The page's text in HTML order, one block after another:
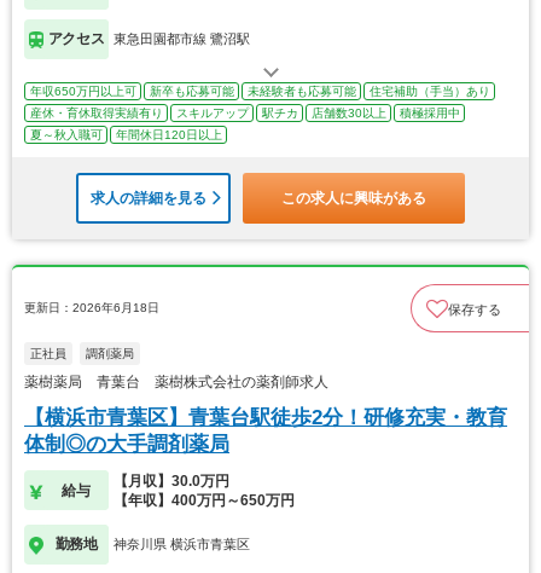
アクセス 東急田園都市線 鷺沼駅
年収650万円以上可 新卒も応募可能 未経験者も応募可能
住宅補助（手当）あり
産休・育休取得実績有り
スキルアップ 駅チカ 店舗数30以上
積極採用中
夏～秋入職可
年間休日120日以上
求人の詳細を見る この求人に興味がある
更新日：2026年6月18日 保存する
正社員 調剤薬局
薬樹薬局 青葉台 薬樹株式会社の薬剤師求人
【横浜市青葉区】青葉台駅徒歩2分！研修充実・教育
体制◎の大手調剤薬局
給与
【月収】30.0万円
【年収】400万円～650万円
勤務地 神奈川県 横浜市青葉区